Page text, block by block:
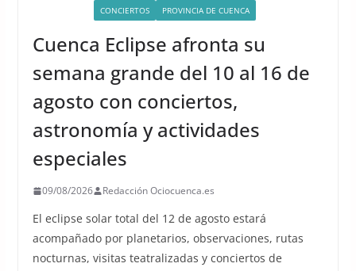
CONCIERTOS PROVINCIA DE CUENCA
Cuenca Eclipse afronta su
semana grande del 10 al 16 de
agosto con conciertos,
astronomía y actividades
especiales
09/08/2026 Redacción Ociocuenca.es
El eclipse solar total del 12 de agosto estará
acompañado por planetarios, observaciones, rutas
nocturnas, visitas teatralizadas y conciertos de